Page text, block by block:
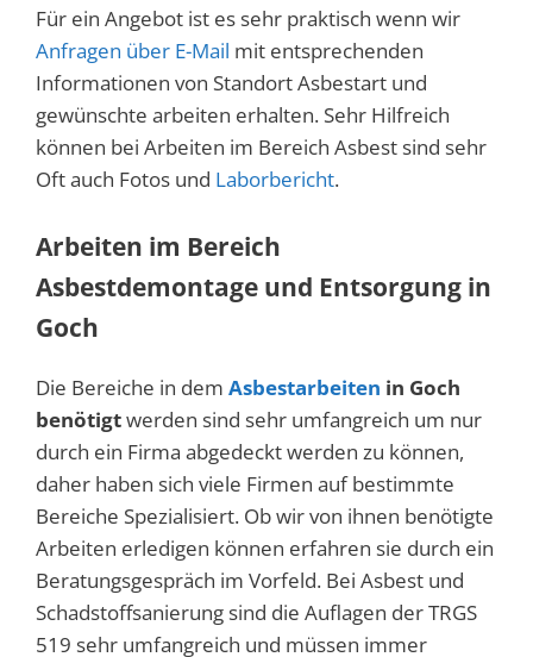
Für ein Angebot ist es sehr praktisch wenn wir
Anfragen über E-Mail mit entsprechenden
Informationen von Standort Asbestart und
gewünschte arbeiten erhalten. Sehr Hilfreich
können bei Arbeiten im Bereich Asbest sind sehr
Oft auch Fotos und Laborbericht.
Arbeiten im Bereich
Asbestdemontage und Entsorgung in
Goch
Die Bereiche in dem Asbestarbeiten in Goch
benötigtwerden sind sehr umfangreich um nur
durch ein Firma abgedeckt werden zu können,
daher haben sich viele Firmen auf bestimmte
Bereiche Spezialisiert. Ob wir von ihnen benötigte
Arbeiten erledigen können erfahren sie durch ein
Beratungsgespräch im Vorfeld. Bei Asbest und
Schadstoffsanierung sind die Auflagen der TRGS
519 sehr umfangreich und müssen immer